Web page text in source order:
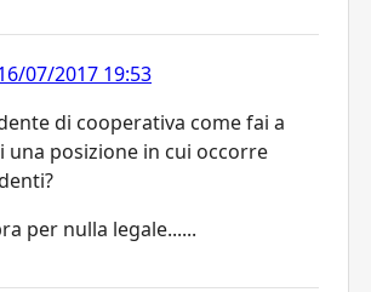
07/2017 19:53
di cooperativa come fai a
una posizione in cui occorre
per nulla legale......